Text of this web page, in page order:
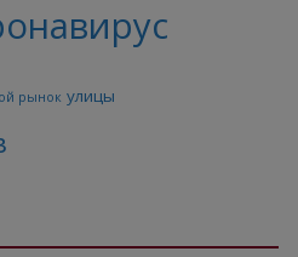
рынок улицы